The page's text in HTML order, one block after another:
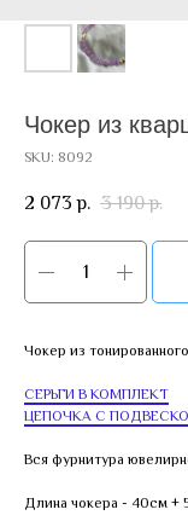
Чокер из
SKU: 8092
2 073 р. 3 190 р.
Чокер из
СЕРЬГИ В КОМПЛЕКТ
ЦЕПОЧКА С
Вся фурнитура
Длина чокера - 40см +